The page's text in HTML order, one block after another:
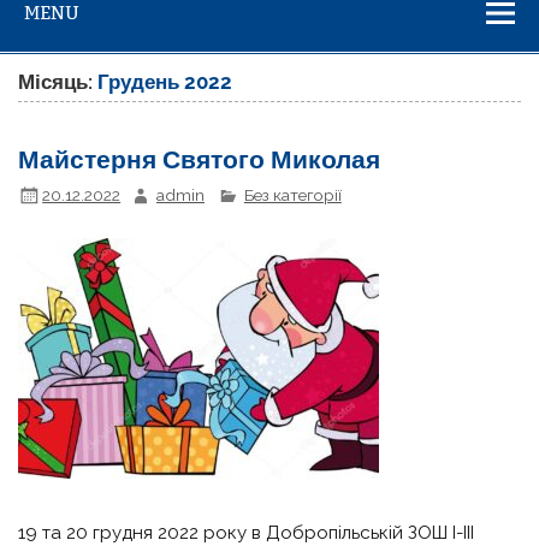
MENU
Місяць: Грудень 2022
Майстерня Святого Миколая
20.12.2022 admin Без категорії
19 та 20 грудня 2022 року в Добропільській ЗОШ І-ІІІ